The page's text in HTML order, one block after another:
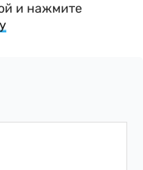
и нажмите